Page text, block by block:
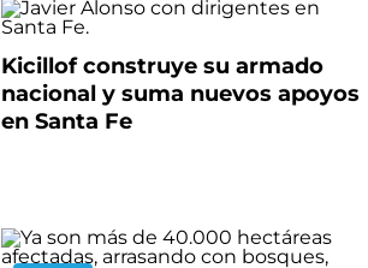
Kicillof construye su armado
nacional y suma nuevos apoyos
en Santa Fe